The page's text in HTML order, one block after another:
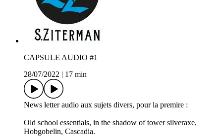
CAPSULE AUDIO #1
28/07/2022
17 min
News letter audio aux sujets divers, pour la premire :
Old school essentials, in the shadow of tower silveraxe,
Hobgobelin, Cascadia.